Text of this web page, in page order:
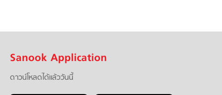
Sanook Application
ดาวน์โหลดได้แล้ววันนี้